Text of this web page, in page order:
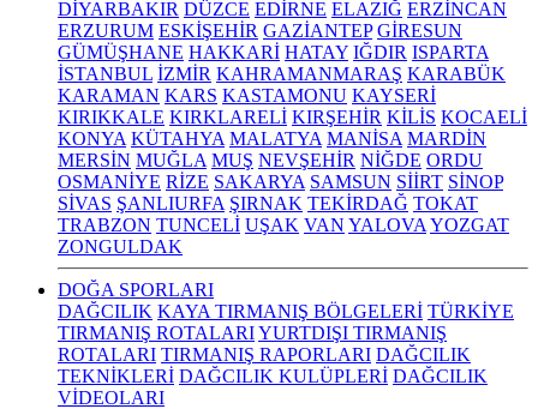
DİYARBAKIR DÜZCE EDİRNE ELAZIĞ ERZİNCAN
ERZURUM ESKİŞEHİR GAZİANTEP GİRESUN
GÜMÜŞHANE HAKKARİ HATAY IĞDIR ISPARTA
İSTANBUL İZMİR KAHRAMANMARAŞ KARABÜK
KARAMAN KARS KASTAMONU KAYSERİ
KIRIKKALE KIRKLARELİ KIRŞEHİR KİLİS KOCAELİ
KONYA KÜTAHYA MALATYA MANİSA MARDİN
MERSİN MUĞLA MUŞ NEVŞEHİR NİĞDE ORDU
OSMANİYE RİZE SAKARYA SAMSUN SİİRT SİNOP
SİVAS ŞANLIURFA ŞIRNAK TEKİRDAĞ TOKAT
TRABZON TUNCELİ UŞAK VAN YALOVA YOZGAT
ZONGULDAK
DOĞA SPORLARI
DAĞCILIK KAYA TIRMANIŞ BÖLGELERİ TÜRKİYE
TIRMANIŞ ROTALARIYURTDIŞI TIRMANIŞ
ROTALARI TIRMANIŞ RAPORLARI DAĞCILIK
TEKNİKLERİ DAĞCILIK KULÜPLERİ DAĞCILIK
VİDEOLARI